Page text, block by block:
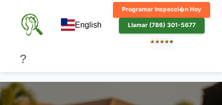
English
Programar Inspecci�n Hoy
Llamar (786) 301-5677
?
Sunrise